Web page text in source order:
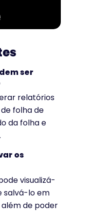
ser
relatórios
folha de
da folha e
os
visualizá-
salvá-lo em
de poder